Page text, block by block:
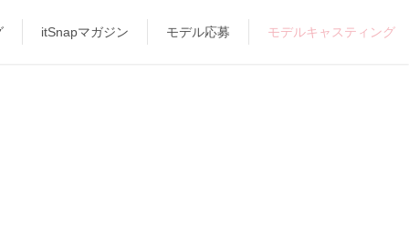
itSnapマガジン モデル応募 モデルキャスティング